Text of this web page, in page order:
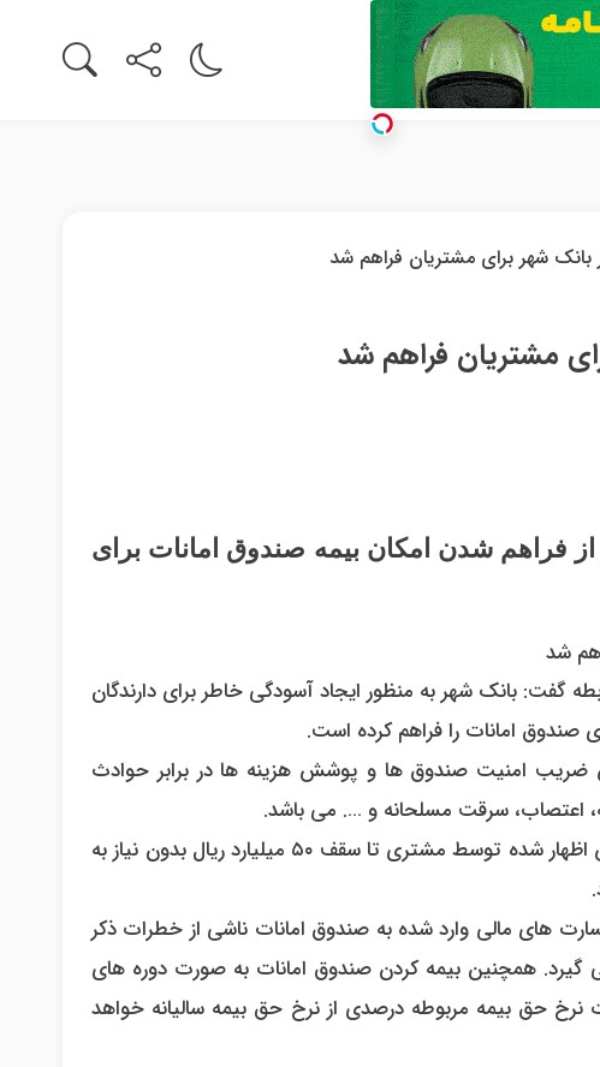
مشتریان فراهم شد
فراهم شدن امکان بیمه صندوق امانات برای
گفت: بانک شهر به منظور ایجاد آسودگی خاطر برای دارندگان
صندوق امانات را فراهم کرده است.
ضریب امنیت صندوق ها و پوشش هزینه ها در برابر حوادث
اعتصاب، سرقت مسلحانه و …. می باشد.
وی ادامه داد: صدور بیمه نامه صندوق امانات بر اساس ارزش اظهار شده توسط مشتری تا سقف ۵۰ میلیارد ریال بدون نیاز به
های مالی وارد شده به صندوق امانات ناشی از خطرات ذکر
همچنین بیمه کردن صندوق امانات به صورت دوره های
نرخ حق بیمه مربوطه درصدی از نرخ حق بیمه سالیانه خواهد